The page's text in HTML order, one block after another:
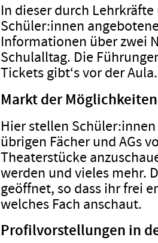
In dieser durch
Schüler:innen
Informationen über zwei
Schulalltag. Die
Tickets gibt‘s vor der Aula.
Markt der Möglichkeiten
Hier stellen
übrigen Fächer und AGs
Theaterstücke
werden und vieles mehr.
geöffnet, so dass ihr frei
welches Fach anschaut.
Profilvorstellungen in